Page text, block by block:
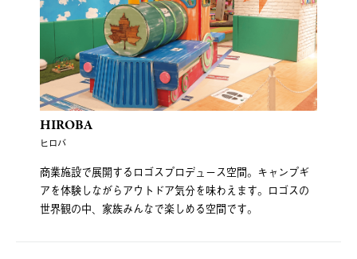
HIROBA
ヒロバ
商業施設で展開するロゴスプロデュース空間。キャンプギ
アを体験しながらアウトドア気分を味わえます。ロゴスの
世界観の中、家族みんなで楽しめる空間です。